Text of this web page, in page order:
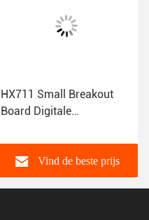
HX711 Small Breakout
Board Digitale
weegdruksensor Dual
Channel 24 Bit Precision
A/D module
Vind de beste prijs